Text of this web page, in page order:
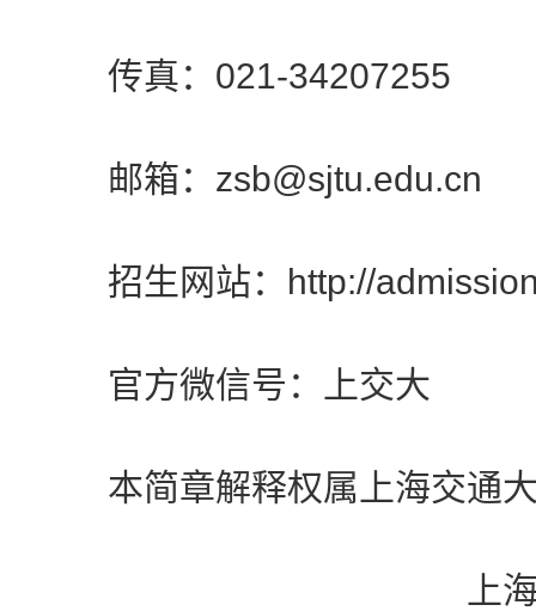
传真：021-34207255
邮箱：zsb@sjtu.edu.cn
招生网站：http://
官方微信号：上交大
本简章解释权属上海交通大
上